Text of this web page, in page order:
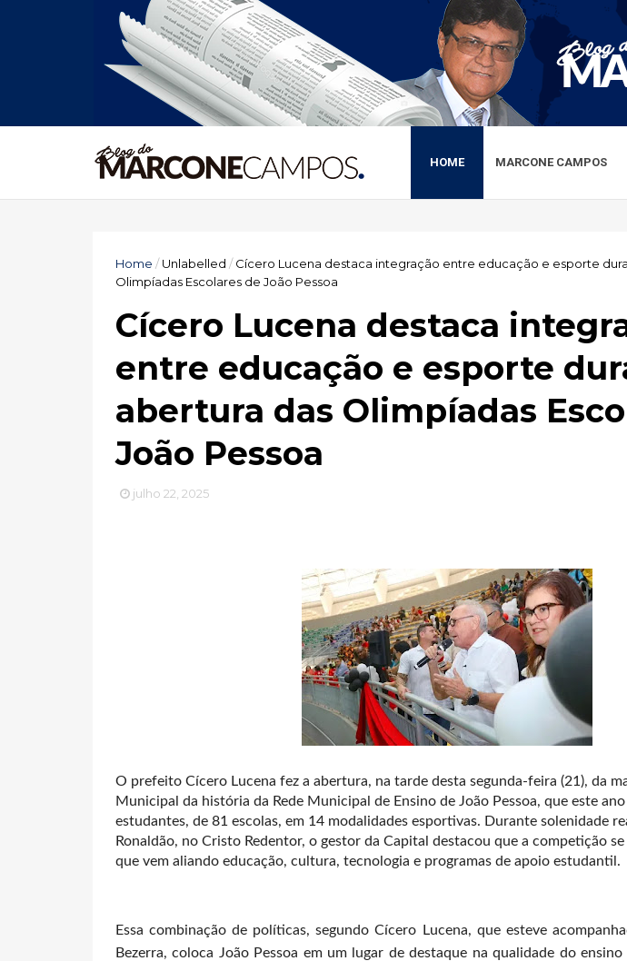
HOME MARCONE CAMPOS
Home /Unlabelled / Cícero Lucena destaca integração entre educação e esporte
Olimpíadas Escolares de João Pessoa
Cícero Lucena destaca
entre educação e esporte
abertura das Olimpíadas
João Pessoa
julho 22, 2025
O prefeito Cícero Lucena fez a abertura, na tarde desta segunda-feira (21), da
Municipal da história da Rede Municipal de Ensino de João Pessoa, que este ano
estudantes, de 81 escolas, em 14 modalidades esportivas. Durante solenidade
Ronaldão, no Cristo Redentor, o gestor da Capital destacou que a competição
que vem aliando educação, cultura, tecnologia e programas de apoio estudantil.
Essa combinação de políticas, segundo Cícero Lucena, que esteve
Bezerra, coloca João Pessoa em um lugar de destaque na qualidade do